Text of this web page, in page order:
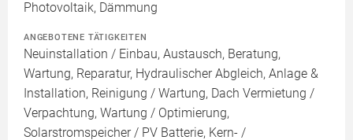
Photovoltaik, Dämmung
ANGEBOTENE TÄTIGKEITEN
Neuinstallation / Einbau, Austausch, Beratung,
Wartung, Reparatur, Hydraulischer Abgleich, Anlage &
Installation, Reinigung / Wartung, Dach Vermietung /
Verpachtung, Wartung / Optimierung,
Solarstromspeicher / PV Batterie, Kern- /